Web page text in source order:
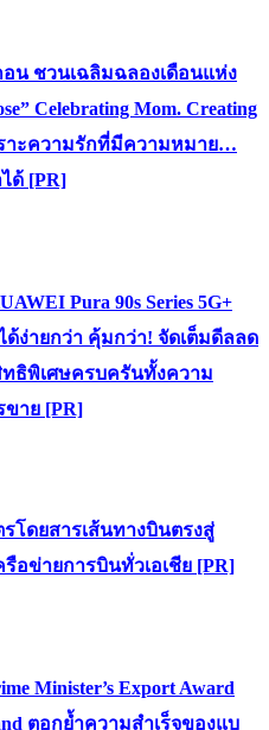
น ชวนเฉลิมฉลองเดือนแห่ง
Celebrating Mom. Creating
ราะความรักที่มีความหมาย…
ด้ [PR]
Pura 90s Series 5G+
ง่ายกว่า คุ้มกว่า! จัดเต็มดีลลด
ทธิพิเศษครบครันทั้งความ
ขาย [PR]
โดยสารเส้นทางบินตรงสู่
อข่ายการบินทั่วเอเชีย [PR]
Minister’s Export Award
ตอกย้ำความสำเร็จของแบ